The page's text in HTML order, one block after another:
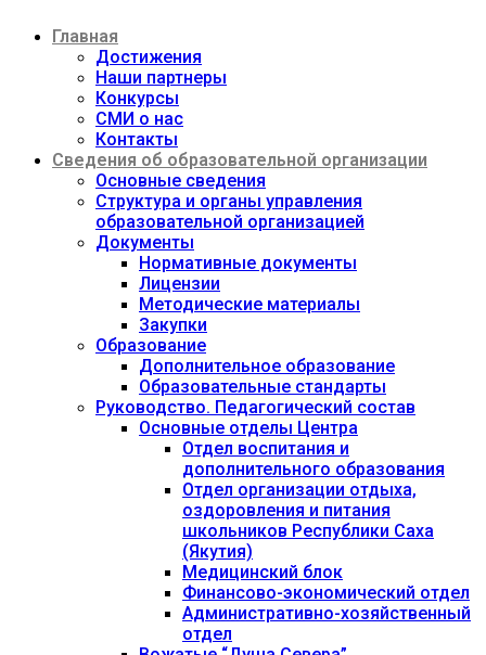
содержимому
Главная
Достижения
Наши партнеры
Конкурсы
СМИ о нас
Контакты
Сведения об образовательной организации
Основные сведения
Структура и органы управления
образовательной организацией
Документы
Нормативные документы
Лицензии
Методические материалы
Закупки
Образование
Дополнительное образование
Образовательные стандарты
Руководство. Педагогический состав
Основные отделы Центра
Отдел воспитания и
дополнительного образования
Отдел организации отдыха,
оздоровления и питания
школьников Республики Саха
(Якутия)
Медицинский блок
Финансово-экономический отдел
Административно-хозяйственный
отдел